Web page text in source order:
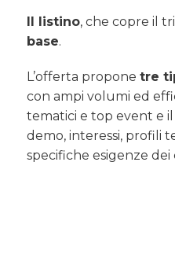
Il listino, che copre il
base.
L’offerta proponetre
con ampi volumi ed
tematici e top event e
demo, interessi, profili
specifiche esigenze dei